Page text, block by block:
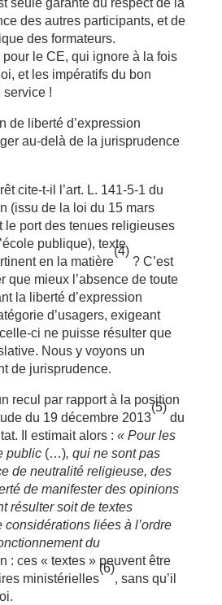
seule garante du respect de la
des autres participants, et de
des formateurs.
le CE, qui ignore à la fois
et les impératifs du bon
service !
de liberté d’expression
au-delà de la jurisprudence
cite-t-il l’art. L. 141-5-1 du
(issu de la loi du 15 mars
le port des tenues religieuses
publique), texte
en la matière
(4)
? C’est
que mieux l’absence de toute
la liberté d’expression
d’usagers, exigeant
ci ne puisse résulter que
Nous y voyons un
de jurisprudence.
recul par rapport à la position
du 19 décembre 2013
(5)
du
Il estimait alors : « Pour les
public(…), qui ne sont pas
de neutralité religieuse, des
de manifester des opinions
résulter soit de textes
liées à l’ordre
du
: ces « textes » peuvent être
ministérielles
(6)
, sans qu’il